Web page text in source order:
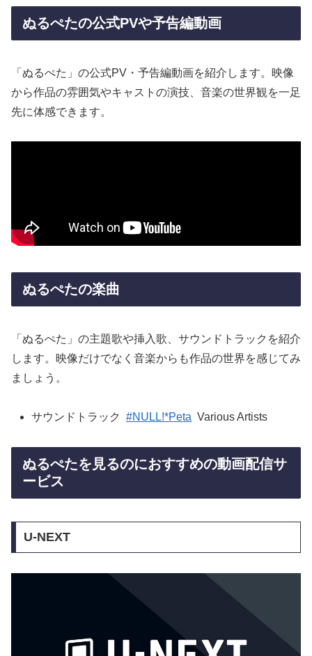
ぬるぺたの公式PVや予告編動画
「ぬるぺた」の公式PV・予告編動画を紹介します。映像
から作品の雰囲気やキャストの演技、音楽の世界観を一足
先に体感できます。
ぬるぺたの楽曲
「ぬるぺた」の主題歌や挿入歌、サウンドトラックを紹介
します。映像だけでなく音楽からも作品の世界を感じてみ
ましょう。
サウンドトラック #NULL!*Peta Various Artists
ぬるぺたを見るのにおすすめの動画配信サ
ービス
U-NEXT